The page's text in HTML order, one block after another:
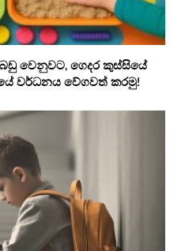
වෙනුවට, ගෙදර කුස්සියේ
වර්ධනය වේගවත් කරමු!